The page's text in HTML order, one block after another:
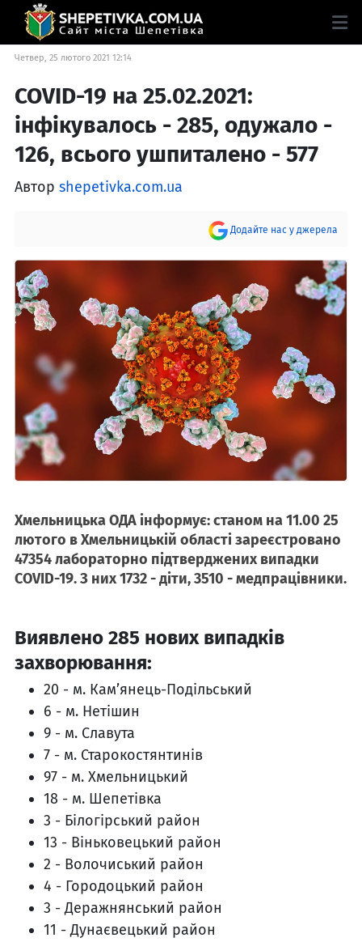
Четвер, 25 лютого 2021 12:14
COVID-19 на 25.02.2021:
інфікувалось - 285, одужало -
126, всього ушпиталено - 577
Автор shepetivka.com.ua
Додайте нас у джерела
Хмельницька ОДА інформує: станом на 11.00 25
лютого в Хмельницькій області зареєстровано
47354 лабораторно підтверджених випадки
COVID-19. З них 1732 - діти, 3510 - медпрацівники.
Виявлено 285 нових випадків
захворювання:
20 - м. Кам’янець-Подільський
6 - м. Нетішин
9 - м. Славута
7 - м. Старокостянтинів
97 - м. Хмельницький
18 - м. Шепетівка
3 - Білогірський район
13 - Віньковецький район
2 - Волочиський район
4 - Городоцький район
3 - Деражнянський район
11 - Дунаєвецький район